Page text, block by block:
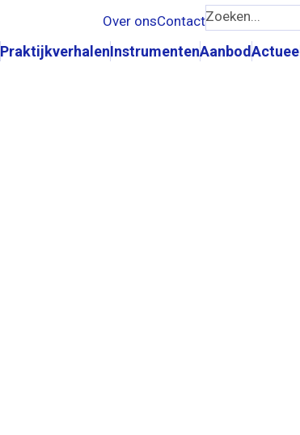
PraktijkverhalenInstrumentenAanbodActueel
Over onsContactZoeken...